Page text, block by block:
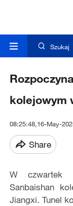
Szukaj
kolejowym
08:25:48,16-May-
Share
W czwartek
Sanbaishan
Jiangxi. Tunel